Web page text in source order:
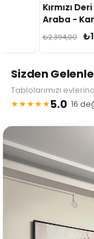
Kırmızı Deri Koltuklu
Araba - Kanvas
₺1.800,00
Sizden
Tablolarımızı
★★★★★5.0· 16